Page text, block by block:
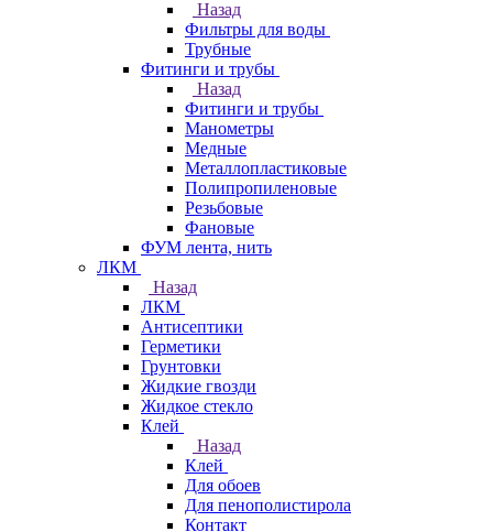
Назад
Фильтры для воды
Трубные
Фитинги и трубы
Назад
Фитинги и трубы
Манометры
Медные
Металлопластиковые
Полипропиленовые
Резьбовые
Фановые
ФУМ лента, нить
ЛКМ
Назад
ЛКМ
Антисептики
Герметики
Грунтовки
Жидкие гвозди
Жидкое стекло
Клей
Назад
Клей
Для обоев
Для пенополистирола
Контакт